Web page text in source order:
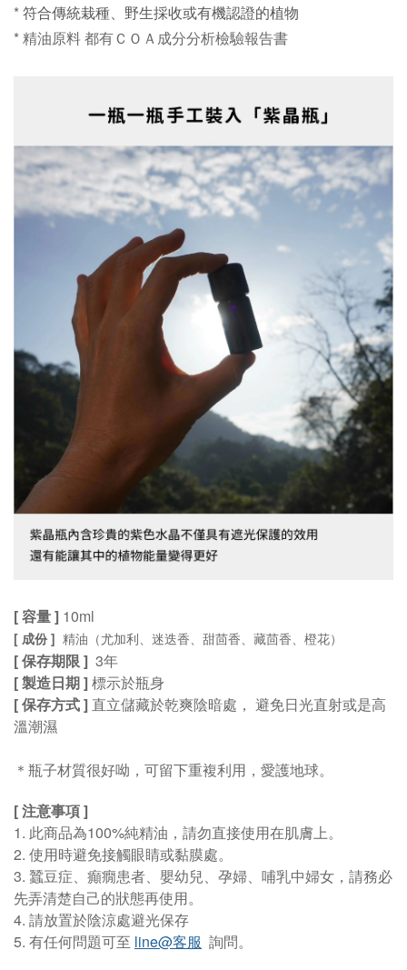
*符合傳統栽種、野生採收或有機認證的植物
*精油原料都有ＣＯＡ 成分分析檢驗報告書
[ 容量 ] 10ml
[ 成份 ] 精油（尤加利、迷迭香、甜茴香、藏茴香、橙花）
[ 保存期限 ] 3年
[ 製造日期 ]標示於瓶身
[ 保存方式 ] 直立儲藏於乾爽陰暗處， 避免日光直射或是高
溫潮濕
＊瓶子材質很好呦，可留下重複利用，愛護地球。
[ 注意事項]
1. 此商品為100%純精油，請勿直接使用在肌膚上。
2. 使用時避免接觸眼睛或黏膜處。
3. 蠶豆症、癲癇患者、嬰幼兒、孕婦、哺乳中婦女，請務必
先弄清楚自己的狀態再使用。
4. 請放置於陰涼處避光保存
5. 有任何問題可至 line@客服 詢問。